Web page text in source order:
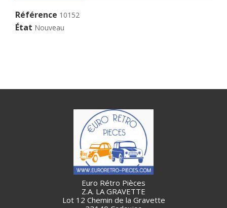
Référence 10152
État Nouveau
Euro Rétro Pièces
Z.A. LA GRAVETTE
Lot 12 Chemin de la Gravette